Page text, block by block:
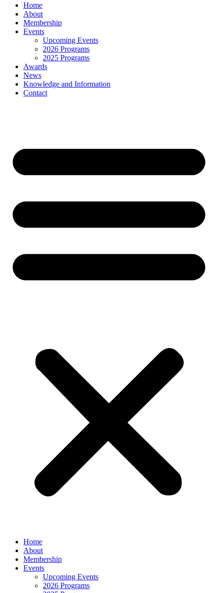
Home
About
Membership
Events
Upcoming Events
2026 Programs
2025 Programs
Awards
News
Knowledge and Information
Contact
Home
About
Membership
Events
Upcoming Events
2026 Programs